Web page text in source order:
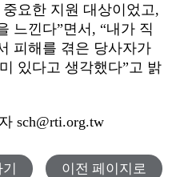
요한 지원 대상이었고,
느낀다”면서, “내가 직
피해를 겪은 당사자가
있다고 생각했다”고 밝
sch@rti.org.tw
이전 페이지로